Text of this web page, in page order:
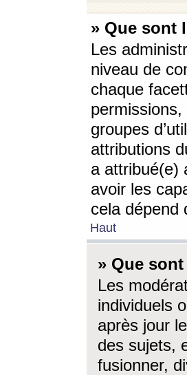
» Que sont
Les
niveau de
chaque
permissions,
groupes
attributions
a attribué(e)
avoir les
cela dépend
Haut
» Que
Les
individuels
après jour
des sujets,
fusionner,